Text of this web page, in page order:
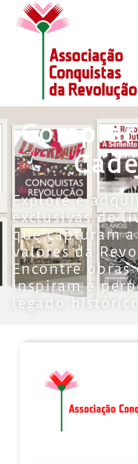
Explore e
exclusivas de
que capturam
valores da
Encontre obras
inspiram e
legado histórico.